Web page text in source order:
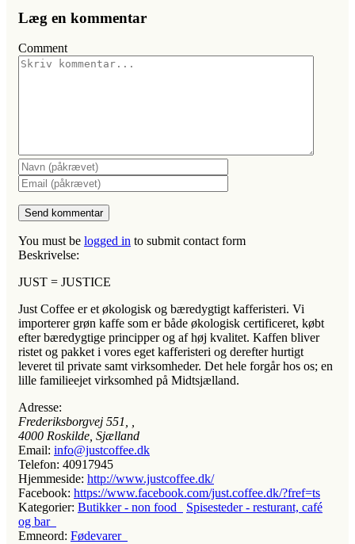
Læg en kommentar
Comment
You must be logged in to submit contact form
Beskrivelse:
JUST = JUSTICE
Just Coffee er et økologisk og bæredygtigt kafferisteri. Vi
importerer grøn kaffe som er både økologisk certificeret, købt
efter bæredygtige principper og af høj kvalitet. Kaffen bliver
ristet og pakket i vores eget kafferisteri og derefter hurtigt
leveret til private samt virksomheder. Det hele forgår hos os; en
lille familieejet virksomhed på Midtsjælland.
Adresse:
Frederiksborgvej 551
4000 Roskilde, Sjælland
Email: info@justcoffee.dk
Telefon: 40917945
Hjemmeside: http://www.justcoffee.dk/
Facebook: https://www.facebook.com/just.coffee.dk/?fref=ts
Kategorier: Butikker - non food
Spisesteder - resturant, café
og bar
Emneord: Fødevarer